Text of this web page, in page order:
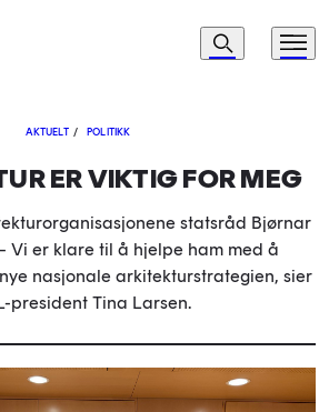
Navigasjon
Søk Meny
AKTUELT / POLITIKK
ER VIKTIG FOR MEG
statsråd Bjørnar
Vi er klare til å hjelpe ham med å
nasjonale arkitekturstrategien, sier
president Tina Larsen.